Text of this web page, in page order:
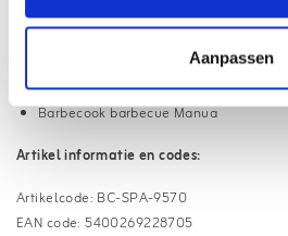
Aanpassen
Barbecookbraadrooster manua 4/banaba.
Barbecook barbecue Banaba
Barbecook barbecue Manua
Artikel informatie en codes:
Artikelcode: BC-SPA-9570
EAN code: 5400269228705